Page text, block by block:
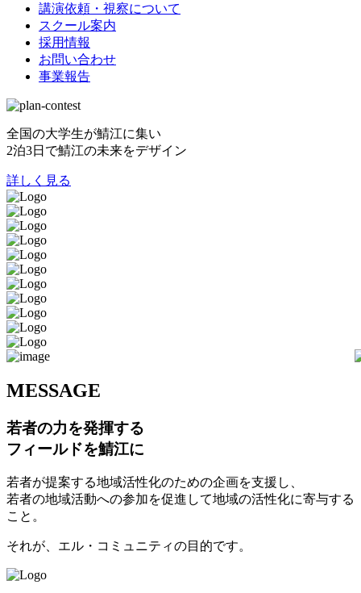
講演依頼・視察について
スクール案内
採用情報
お問い合わせ
事業報告
全国の大学生が鯖江に集い
2泊3日で鯖江の未来をデザイン
詳しく見る
MESSAGE
若者の力を発揮する
フィールドを鯖江に
若者が提案する地域活性化のための企画を支援し、
若者の地域活動への参加を促進して地域の活性化に寄与する
こと。
それが、エル・コミュニティの目的です。